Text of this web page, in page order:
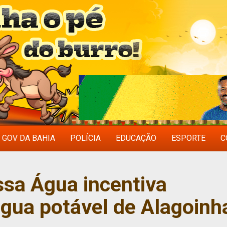
GOV DA BAHIA POLÍCIA EDUCAÇÃO ESPORTE
Água incentiva
potável de